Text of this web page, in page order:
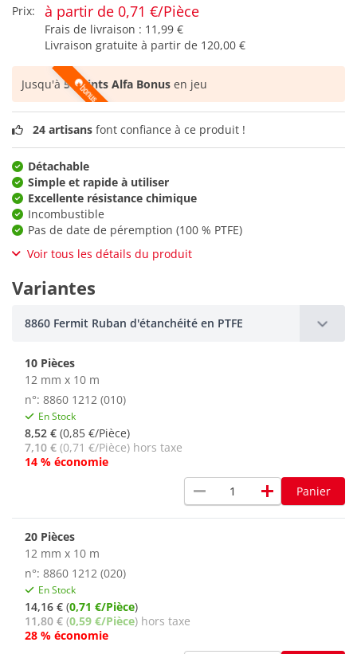
Prix:
à partir de 0,71 €/Pièce
Frais de livraison : 11,99 €
Livraison gratuite à partir de 120,00 €
Jusqu'à5 points Alfa Bonus en jeu
24 artisans font confiance à ce produit !
Détachable
Simple et rapide à utiliser
Excellente résistance chimique
Incombustible
Pas de date de péremption (100 % PTFE)
Voir tous les détails du produit
Variantes
8860 Fermit Ruban d'étanchéité en PTFE
10 Pièces
12 mm x 10 m
n°: 8860 1212 (010)
En Stock
8,52 € (0,85 €/Pièce)
7,10 € (0,71 €/Pièce) hors taxe
14 % économie
remove add Panier
20 Pièces
12 mm x 10 m
n°: 8860 1212 (020)
En Stock
14,16 € (0,71 €/Pièce)
11,80 € (0,59 €/Pièce) hors taxe
28 % économie